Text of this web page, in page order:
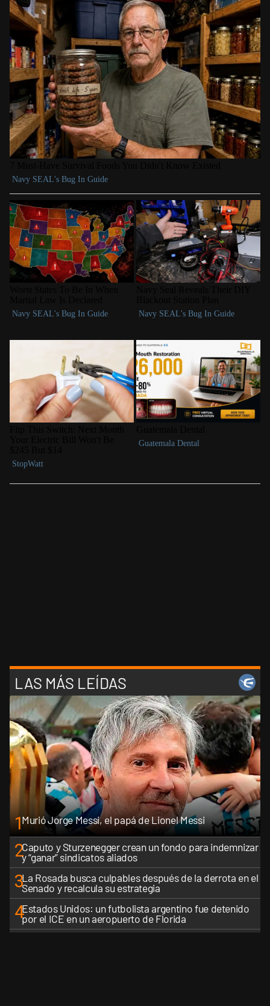
LAS MÁS LEÍDAS
1Murió Jorge Messi, el papá de Lionel Messi
2Caputo y Sturzenegger crean un fondo para indemnizar
y “ganar” sindicatos aliados
3La Rosada busca culpables después de la derrota en el
Senado y recalcula su estrategia
4Estados Unidos: un futbolista argentino fue detenido
por el ICE en un aeropuerto de Florida